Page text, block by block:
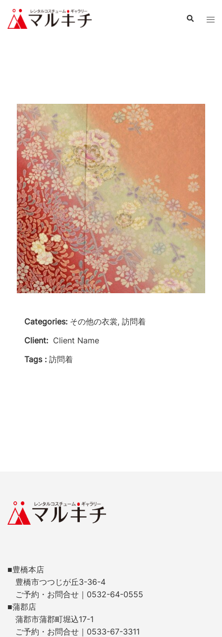
Categories: その他の衣裳, 訪問着
Client: Client Name
Tags : 訪問着
■豊橋本店
豊橋市つつじが丘3-36-4
ご予約・お問合せ｜0532-64-0555
■蒲郡店
蒲郡市蒲郡町堀込17-1
ご予約・お問合せ｜0533-67-3311